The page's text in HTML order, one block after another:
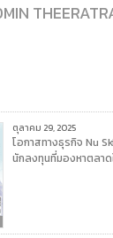
ตุลาคม 29, 2025
โอกาสทางธุรกิจ Nu
นักลงทุนที่มองหาตลาด